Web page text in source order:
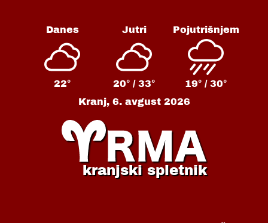
Danes
22°
Jutri
20° / 33°
Pojutrišnjem
19° / 30°
Kranj, 6. avgust 2026
kranjski spletnik